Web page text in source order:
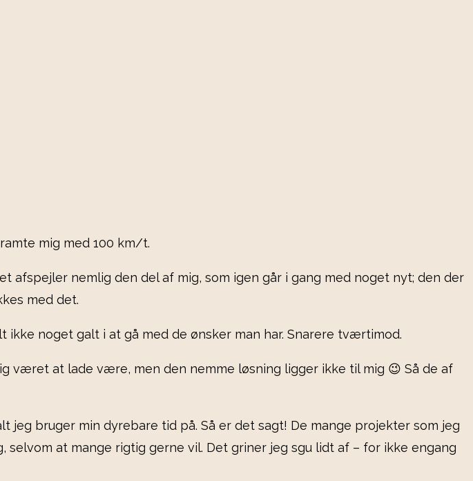
mig med 100 km/t.
nemlig den del af mig, som igen går i gang med noget nyt; den der
med det.
noget galt i at gå med de ønsker man har. Snarere tværtimod.
været at lade være, men den nemme løsning ligger ikke til mig 😉 Så de af
jeg bruger min dyrebare tid på. Så er det sagt! De mange projekter som jeg
at mange rigtig gerne vil. Det griner jeg sgu lidt af – for ikke engang